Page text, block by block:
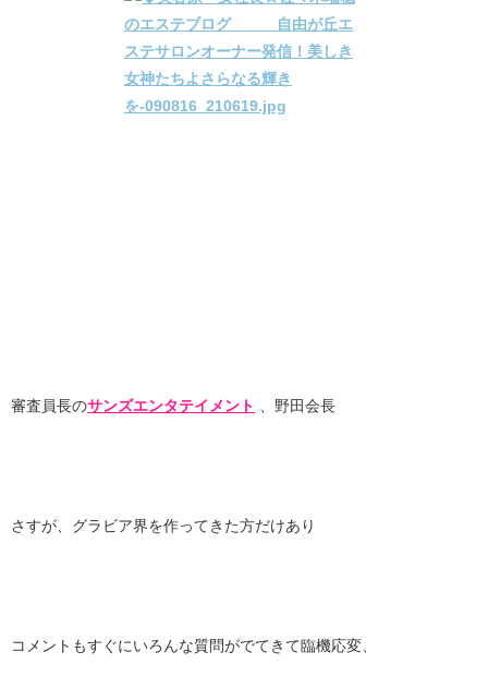
審査員長のサンズエンタテイメント 、野田会長
さすが、グラビア界を作ってきた方だけあり
コメントもすぐにいろんな質問がでてきて臨機応変、